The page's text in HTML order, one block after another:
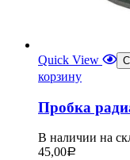
Quick View
корзину
Пробка
В наличии на
45,00Р